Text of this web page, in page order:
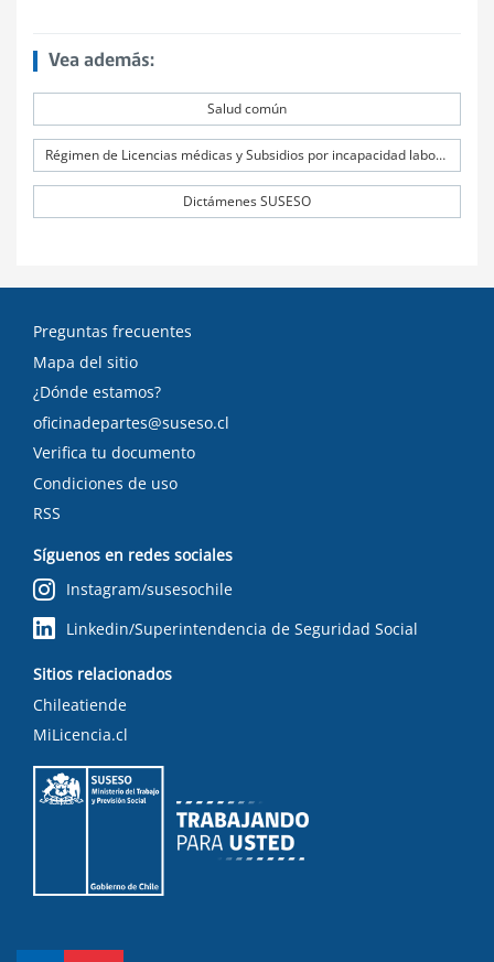
Vea además:
Salud común
Régimen de Licencias médicas y Subsidios por incapacidad laboral (SIL)
Dictámenes SUSESO
Preguntas frecuentes
Mapa del sitio
¿Dónde estamos?
oficinadepartes@suseso.cl
Verifica tu documento
Condiciones de uso
RSS
Síguenos en redes sociales
Instagram/susesochile
Linkedin/Superintendencia de Seguridad Social
Sitios relacionados
Chileatiende
MiLicencia.cl